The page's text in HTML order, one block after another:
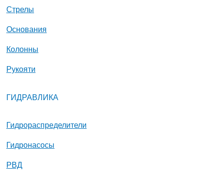
Стрелы
Основания
Колонны
Рукояти
ГИДРАВЛИКА
Гидрораспределители
Гидронасосы
РВД